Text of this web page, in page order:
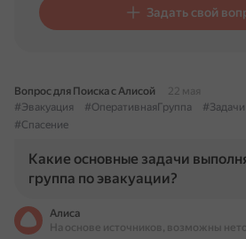
Задать свой
Вопрос для Поиска с Алисой
22 мая
#Эвакуация
#ОперативнаяГруппа #Задачи
#Спасение
Какие основные задачи
группа по эвакуации?
Алиса
На основе источников, возможны